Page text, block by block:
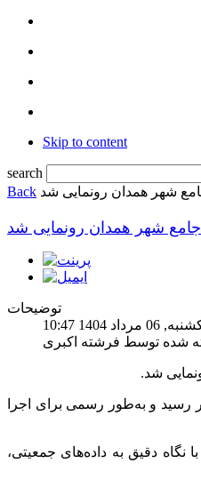
Skip to content
search
Back شهر همدان رونمایی شد
شهر همدان رونمایی شد
توضیحات
1404 10:47
شده توسط فرشته اکبری
شد.
و به‌طور رسمی برای اجرا
راهبردی از سال ۱۳۹۶ آغاز شد و پس از ورود به مرحله بازبینی در سال ۱۴۰۰، اکنون با نگاه دقیق به داده‌های جمعیتی،